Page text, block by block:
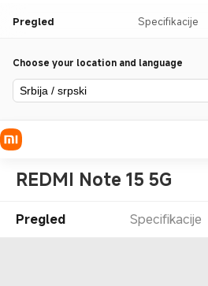
Pregled Specifikacije